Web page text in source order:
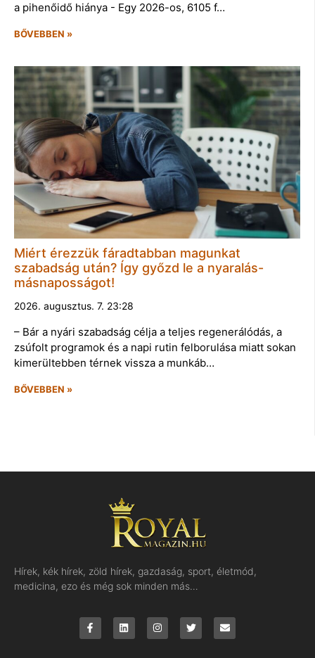
a pihenőidő hiánya - Egy 2026-os, 6105 f…
BŐVEBBEN »
Miért érezzük fáradtabban magunkat
szabadság után? Így győzd le a nyaralás-
másnaposságot!
2026. augusztus. 7. 23:28
– Bár a nyári szabadság célja a teljes regenerálódás, a
zsúfolt programok és a napi rutin felborulása miatt sokan
kimerültebben térnek vissza a munkáb…
BŐVEBBEN »
Hírek, kék hírek, zöld hírek, gazdaság, sport, életmód,
medicina, ezo és még sok minden más…